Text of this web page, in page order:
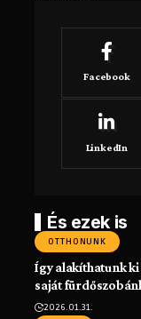
Facebook
LinkedIn
És ezek is
OTTHONUNK
Így alakíthatunk
saját
2026.01.31.